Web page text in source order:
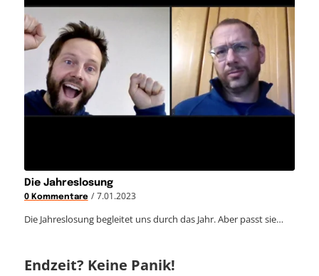
Die Jahreslosung
0 Kommentare / 7.01.2023
Die Jahreslosung begleitet uns durch das Jahr. Aber passt sie…
Endzeit? Keine Panik!